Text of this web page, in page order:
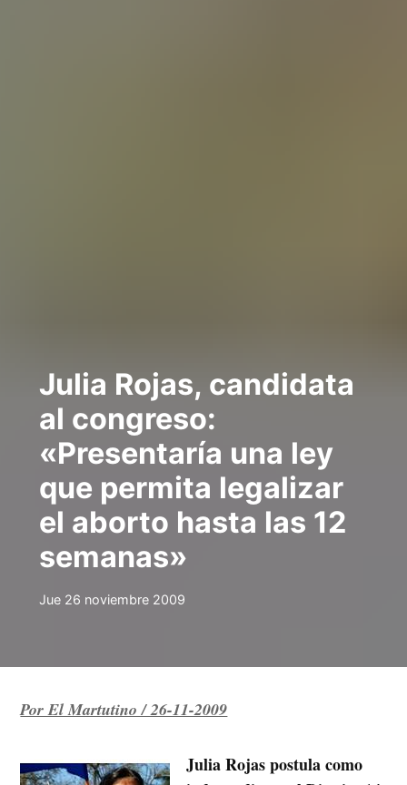
Julia Rojas, candidata
al congreso:
«Presentaría una ley
que permita legalizar
el aborto hasta las 12
semanas»
Jue 26 noviembre 2009
Por El Martutino / 26-11-2009
Julia Rojas postula como